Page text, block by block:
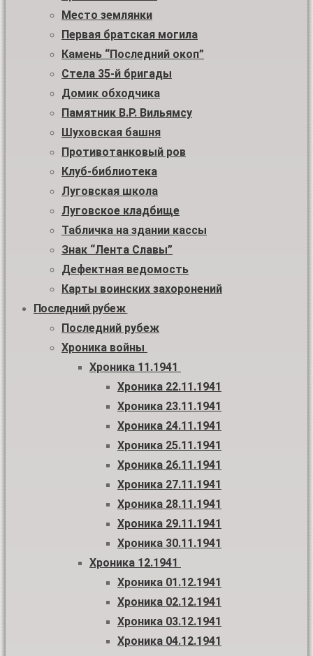
Место землянки
Первая братская могила
Камень “Последний окоп”
Стела 35-й бригады
Домик обходчика
Памятник В.Р. Вильямсу
Шуховская башня
Противотанковый ров
Клуб-библиотека
Луговская школа
Луговское кладбище
Табличка на здании кассы
Знак “Лента Славы”
Дефектная ведомость
Карты воинских захоронений
Последний рубеж
Последний рубеж
Хроника войны
Хроника 11.1941
Хроника 22.11.1941
Хроника 23.11.1941
Хроника 24.11.1941
Хроника 25.11.1941
Хроника 26.11.1941
Хроника 27.11.1941
Хроника 28.11.1941
Хроника 29.11.1941
Хроника 30.11.1941
Хроника 12.1941
Хроника 01.12.1941
Хроника 02.12.1941
Хроника 03.12.1941
Хроника 04.12.1941